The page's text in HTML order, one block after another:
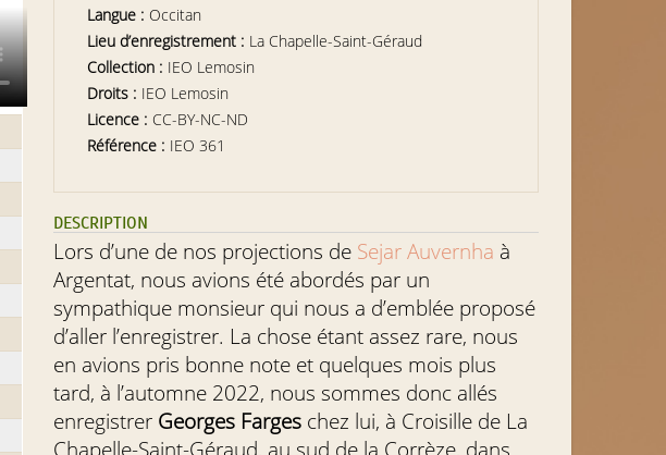
Langue : Occitan
Lieu d’enregistrement : La Chapelle-Saint-Géraud
Collection : IEO Lemosin
Droits : IEO Lemosin
Licence : CC-BY-NC-ND
Référence : IEO 361
DESCRIPTION
Lors d’une de nos projections de Sejar Auvernha à
Argentat, nous avions été abordés par un
sympathique monsieur qui nous a d’emblée proposé
d’aller l’enregistrer. La chose étant assez rare, nous
en avions pris bonne note et quelques mois plus
tard, à l’automne 2022, nous sommes donc allés
enregistrer Georges Farges chez lui, à Croisille de La
Chapelle-Saint-Géraud, au sud de la Corrèze, dans